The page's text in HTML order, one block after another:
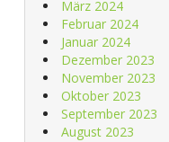
März 2024
Februar 2024
Januar 2024
Dezember 2023
November 2023
Oktober 2023
September 2023
August 2023